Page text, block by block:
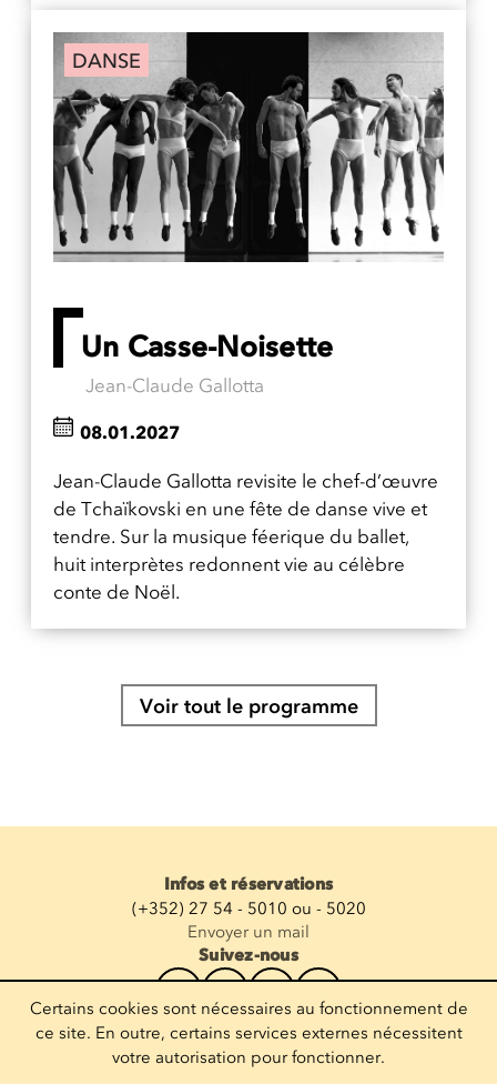
DANSE
Un Casse-Noisette
Jean-Claude Gallotta
Jean-Claude Gallotta revisite le chef-d’œuvre
de Tchaïkovski en une fête de danse vive et
tendre. Sur la musique féerique du ballet,
huit interprètes redonnent vie au célèbre
conte de Noël.
08.01.2027
Voir tout le programme
Infos et réservations
(+352) 27 54 - 5010 ou - 5020
Envoyer un mail
Suivez-nous
Recevoir la newsletter
Entrez votre mail
Certains cookies sont nécessaires au fonctionnement de
ce site. En outre, certains services externes nécessitent
votre autorisation pour fonctionner.